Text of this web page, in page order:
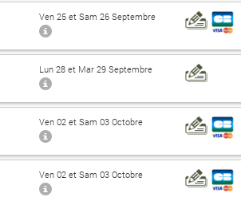
Ven 25 et Sam 26 Septembre
Lun 28 et Mar 29 Septembre
Ven 02 et Sam 03 Octobre
Ven 02 et Sam 03 Octobre